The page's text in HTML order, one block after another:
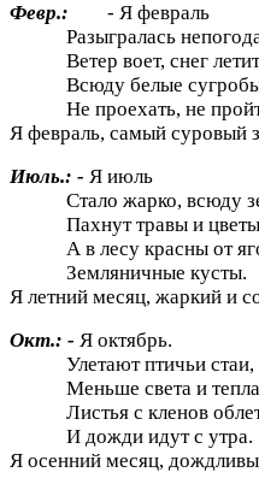
Февр.: - Я февраль
Разыгралась
Ветер воет, снег
Всюду белые
Не проехать, не
Я февраль, самый суровый
Июль.: - Я июль
Стало жарко, всюду
Пахнут травы и
А в лесу красны от
Земляничные кусты.
Я летний месяц, жаркий и
Окт.: - Я октябрь.
Улетают птичьи стаи,
Меньше света и
Листья с кленов
И дожди идут с утра.
Я осенний месяц,